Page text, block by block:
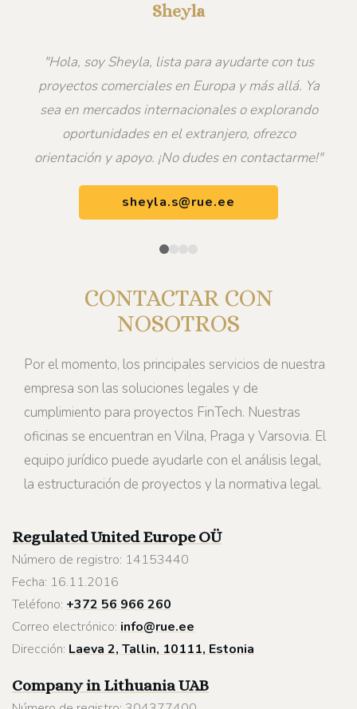
Sheyla
"Hola, soy Sheyla, lista para ayudarte con tus
proyectos comerciales en Europa y más allá. Ya
sea en mercados internacionales o explorando
oportunidades en el extranjero, ofrezco
orientación y apoyo. ¡No dudes en contactarme!"
sheyla.s@rue.ee
CONTACTAR CON
NOSOTROS
Por el momento, los principales servicios de nuestra
empresa son las soluciones legales y de
cumplimiento para proyectos FinTech. Nuestras
oficinas se encuentran en Vilna, Praga y Varsovia. El
equipo jurídico puede ayudarle con el análisis legal,
la estructuración de proyectos y la normativa legal.
Regulated United EuropeOÜ
Número de registro: 14153440
Fecha: 16.11.2016
Teléfono: +372 56 966 260
Correo electrónico: info@rue.ee
Dirección: Laeva 2, Tallin, 10111, Estonia
Company in LithuaniaUAB